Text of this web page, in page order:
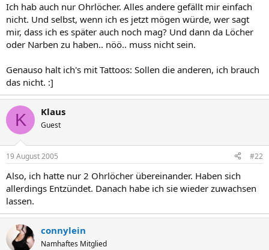
Ich hab auch nur Ohrlöcher. Alles andere gefällt mir einfach
nicht. Und selbst, wenn ich es jetzt mögen würde, wer sagt
mir, dass ich es später auch noch mag? Und dann da Löcher
oder Narben zu haben.. nöö.. muss nicht sein.
Genauso halt ich's mit Tattoos: Sollen die anderen, ich brauch
das nicht. :]
K Klaus
Guest
19 August 2005 #22
Also, ich hatte nur 2 Ohrlöcher übereinander. Haben sich
allerdings Entzündet. Danach habe ich sie wieder zuwachsen
lassen.
connylein
Namhaftes Mitglied